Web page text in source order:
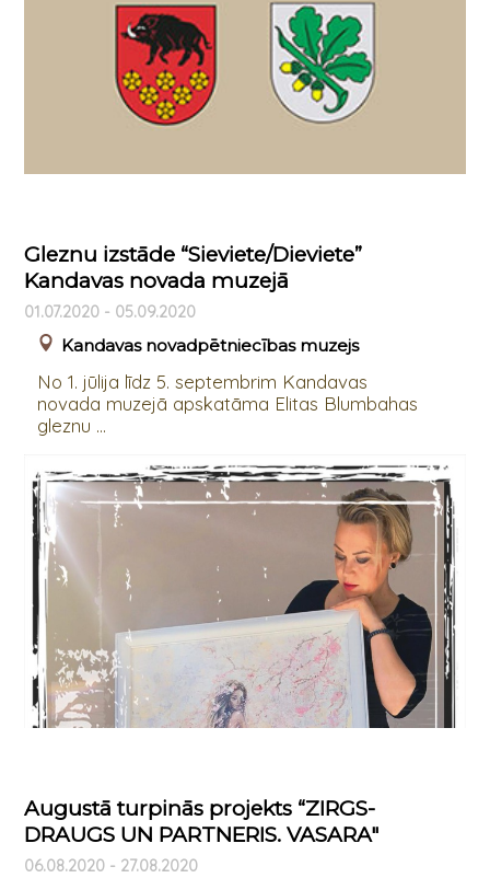
Gleznu izstāde “Sieviete/Dieviete”
Kandavas novada muzejā
01.07.2020 - 05.09.2020
Kandavas novadpētniecības muzejs
No 1. jūlija līdz 5. septembrim Kandavas
novada muzejā apskatāma Elitas Blumbahas
gleznu ...
Augustā turpinās projekts “ZIRGS-
DRAUGS UN PARTNERIS. VASARA"
06.08.2020 - 27.08.2020